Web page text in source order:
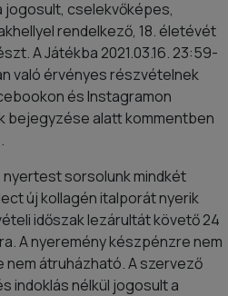
jogosult, cselekvőképes,
rendelkező, 18. életévét
A Játékba 2021.03.16. 23:59-
való érvényes részvételnek
és Instagramon
alatt kommentben
nyertest sorsolunk mindkét
új kollagén italporát nyerik
időszak lezárultát követő 24
A nyeremény készpénzre nem
nem átruházható. A szervező
indoklás nélkül jogosult a